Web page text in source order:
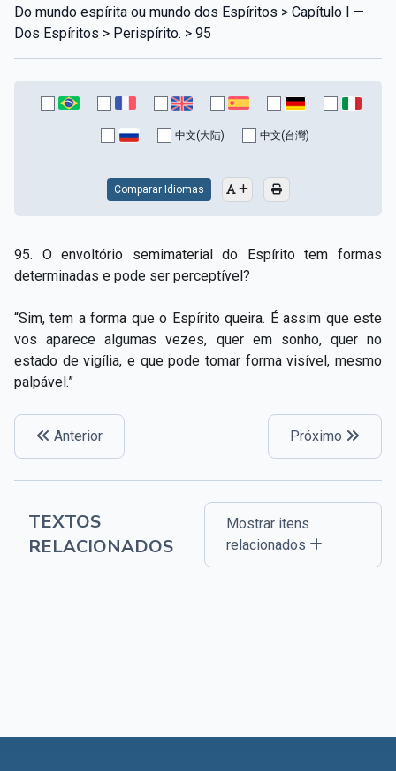
Do mundo espírita ou mundo dos Espíritos > Capítulo I —
Dos Espíritos > Perispírito. > 95
中文(大陆) 中文(台灣)
Comparar Idiomas
95. O envoltório semimaterial do Espírito tem formas
determinadas e pode ser perceptível?
“Sim, tem a forma que o Espírito queira. É assim que este
vos aparece algumas vezes, quer em sonho, quer no
estado de vigília, e que pode tomar forma visível, mesmo
palpável.”
Anterior Próximo
TEXTOS
RELACIONADOS
Mostrar itens
relacionados